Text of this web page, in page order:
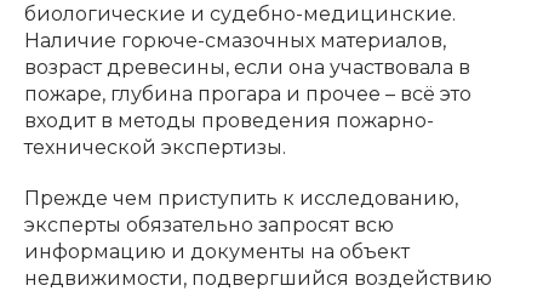
биологические и судебно-медицинские.
Наличие горюче-смазочных материалов,
возраст древесины, если она участвовала в
пожаре, глубина прогара и прочее – всё это
входит в методы проведения пожарно-
технической экспертизы.
Прежде чем приступить к исследованию,
эксперты обязательно запросят всю
информацию и документы на объект
недвижимости, подвергшийся воздействию